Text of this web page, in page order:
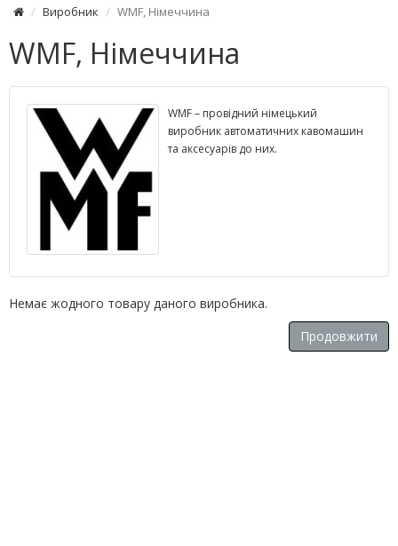
Виробник WMF, Німеччина
WMF, Німеччина
WMF – провідний німецький
виробник автоматичних кавомашин
та аксесуарів до них.
Немає жодного товару даного виробника.
Продовжити